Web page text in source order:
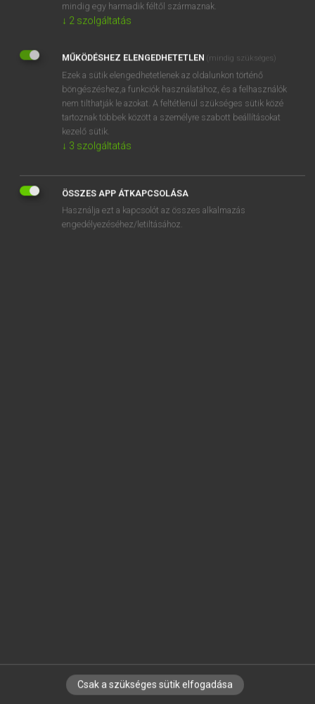
REGISZTRÁCIÓ
EURÓPAI UNIÓS TERMINOLÓGIAI SZÓTÁR
Kapcsolódó anyagok
zusätzliches betriebliches Altersversorgungssystem
zusätzliches Blatt
zusätzliche Sozialschutzsysteme
IRATKOZZ FEL HÍRLEVELÜNKRE!
mindig egy harmadik féltől származnak.
↓ 2 szolgáltatás
MŰKÖDÉSHEZ ELENGEDHETETLEN (mindig szükséges)
Ezek a sütik elengedhetetlenek az oldalunkon történő
böngészéshez,a funkciók használatához, és a felhasználók
nem tilthatják le azokat. A feltétlenül szükséges sütik közé
tartoznak többek között a személyre szabott beállításokat
kezelő sütik.
↓ 3 szolgáltatás
ÖSSZES APP ÁTKAPCSOLÁSA
Használja ezt a kapcsolót az összes alkalmazás
engedélyezéséhez/letiltásához.
Csak a szükséges sütik elfogadása